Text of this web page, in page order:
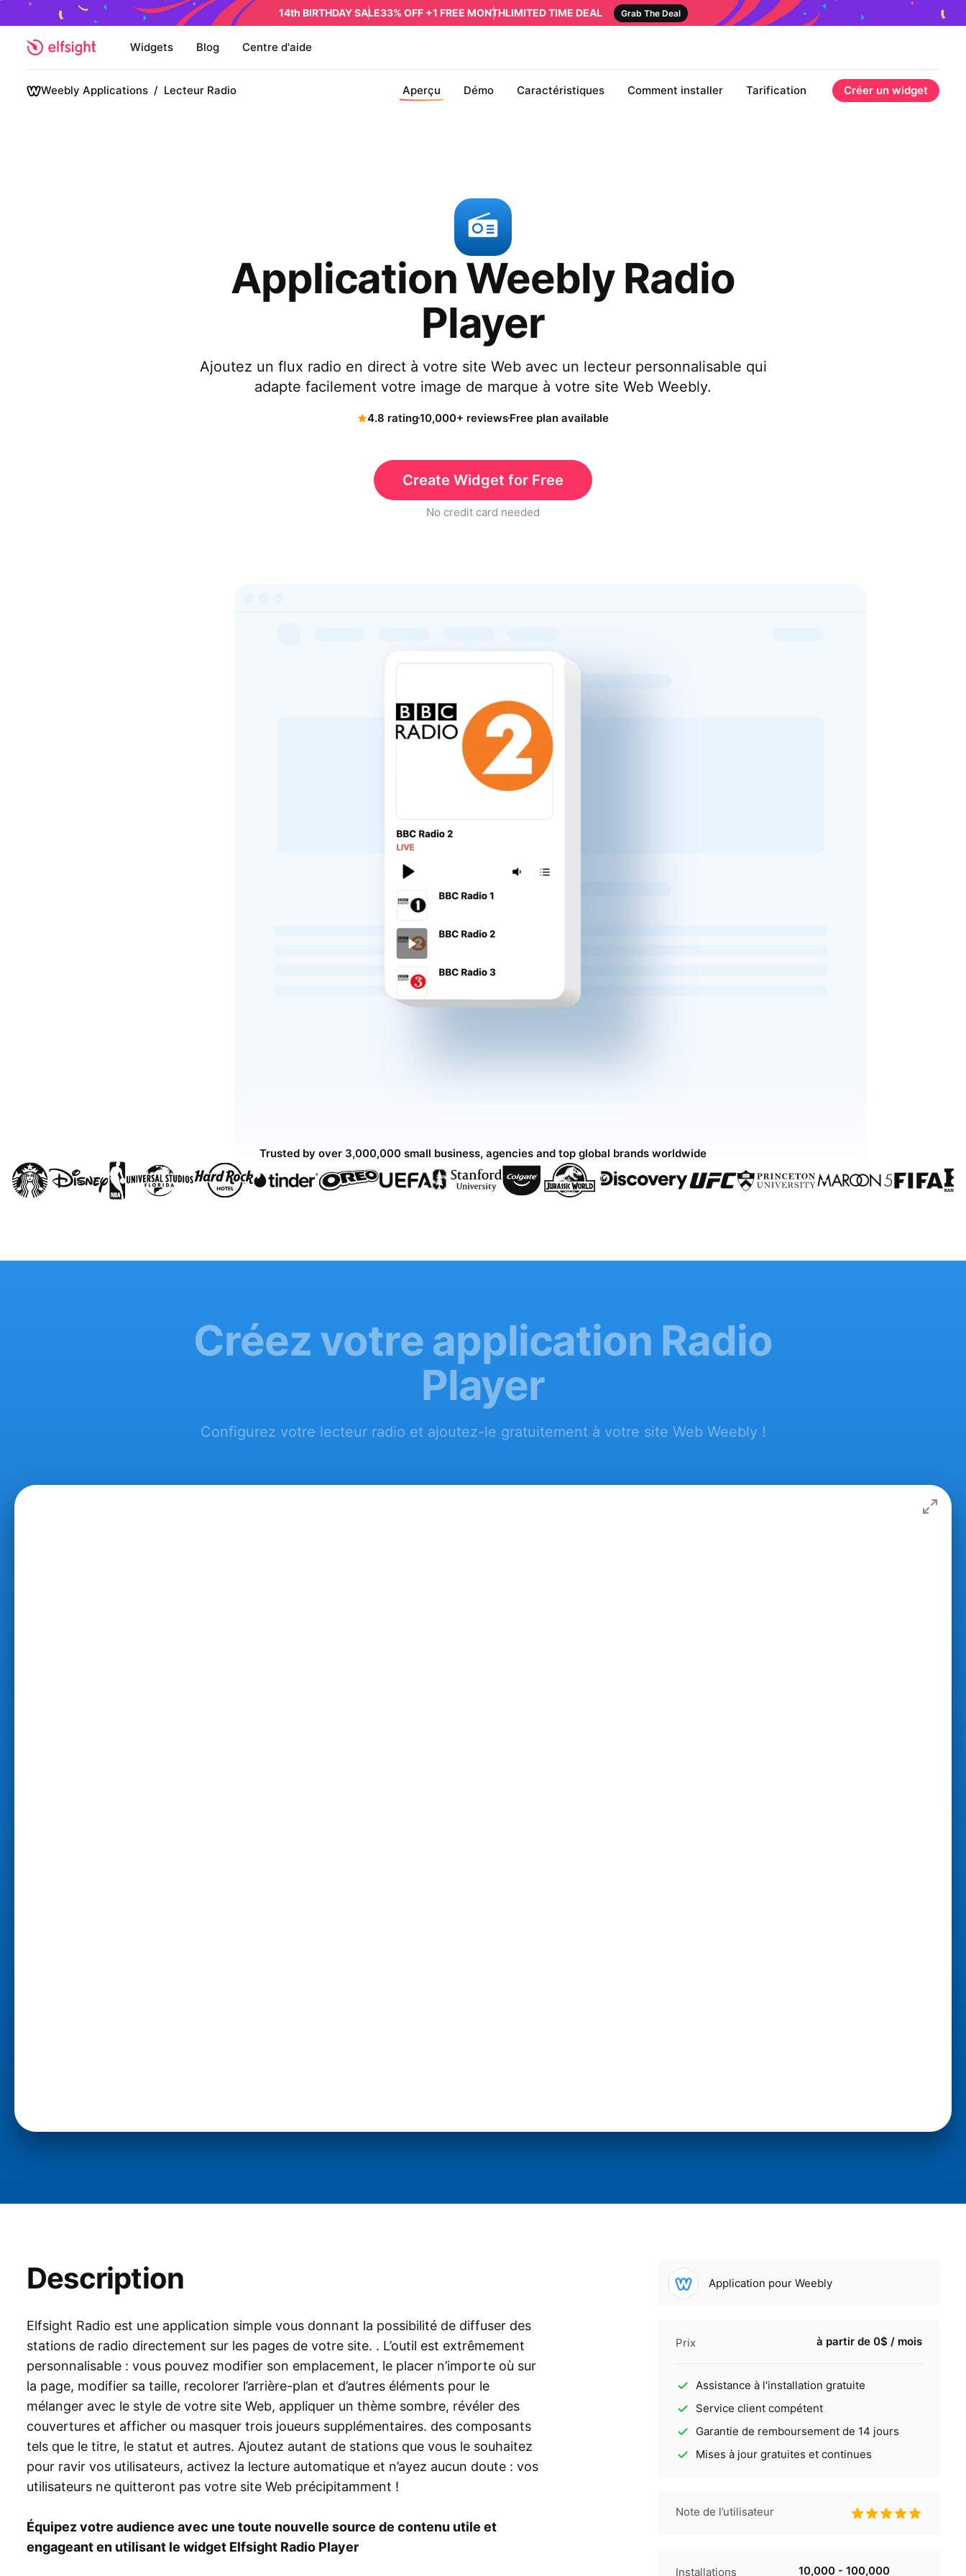
14th BIRTHDAY SALE33% OFF +1 FREE MONTHLIMITED TIME DEAL Grab The Deal
Widgets Blog Centre d'aide
Weebly Applications / Lecteur Radio Aperçu Démo Caractéristiques Comment installer Tarification Créer un widget
Application Weebly Radio
Player
Ajoutez un flux radio en direct à votre site Web avec un lecteur personnalisable qui
adapte facilement votre image de marque à votre site Web Weebly.
4.8 rating10,000+ reviewsFree plan available
Create Widget for Free
No credit card needed
Trusted by over 3,000,000 small business, agencies and top global brands worldwide
Créez votre application Radio
Player
Configurez votre lecteur radio et ajoutez-le gratuitement à votre site Web Weebly !
Description
Elfsight Radio est une application simple vous donnant la possibilité de diffuser des
stations de radio directement sur les pages de votre site. . L’outil est extrêmement
personnalisable : vous pouvez modifier son emplacement, le placer n’importe où sur
la page, modifier sa taille, recolorer l’arrière-plan et d’autres éléments pour le
mélanger avec le style de votre site Web, appliquer un thème sombre, révéler des
couvertures et afficher ou masquer trois joueurs supplémentaires. des composants
tels que le titre, le statut et autres. Ajoutez autant de stations que vous le souhaitez
pour ravir vos utilisateurs, activez la lecture automatique et n’ayez aucun doute : vos
utilisateurs ne quitteront pas votre site Web précipitamment !
Équipez votre audience avec une toute nouvelle source de contenu utile et
engageant en utilisant le widget Elfsight Radio Player
Application pour Weebly
Prix à partir de 0$ / mois
Assistance à l'installation gratuite
Service client compétent
Garantie de remboursement de 14 jours
Mises à jour gratuites et continues
Note de l’utilisateur
Installations 10,000 - 100,000